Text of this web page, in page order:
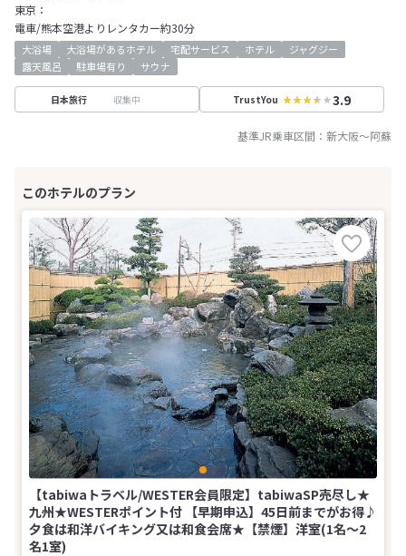
東京：
電車/熊本空港よりレンタカー約30分
大浴場 大浴場があるホテル 宅配サービス ホテル
ジャグジー
露天風呂
駐車場有り サウナ
日本旅行 収集中 TrustYou 3.9
基準JR乗車区間： 新大阪～阿蘇
【tabiwaトラベル/WESTER会員限定】tabiwaSP売尽し★
九州★WESTERポイント付 【早期申込】45日前までがお得♪
夕食は和洋バイキング又は和食会席★【禁煙】洋室(1名～2
名1室)